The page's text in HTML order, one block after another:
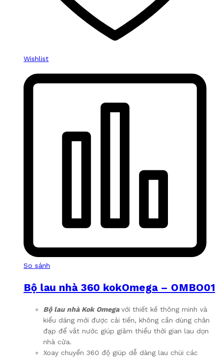
Wishlist
So sánh
Bộ lau nhà 360 kokOmega – OMBO01
Bộ lau nhà Kok Omegavới thiết kế thông minh và
kiểu dáng mới được cải tiến, không cần dùng chân
đạp để vắt nước giúp giảm thiểu thời gian lau dọn
nhà cửa.
Xoay chuyển 360 độ giúp dễ dàng lau chùi các